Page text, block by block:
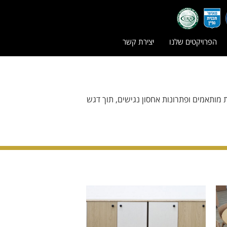
הפרויקטים שלנו יצירת קשר
מותאמים ופתרונות אחסון נגישים, תוך דגש